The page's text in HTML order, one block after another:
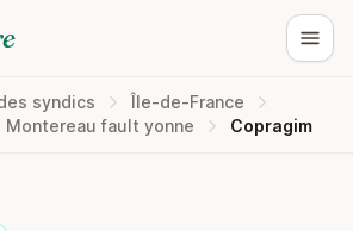
syndics
Île-de-France
Montereau fault yonne Copragim